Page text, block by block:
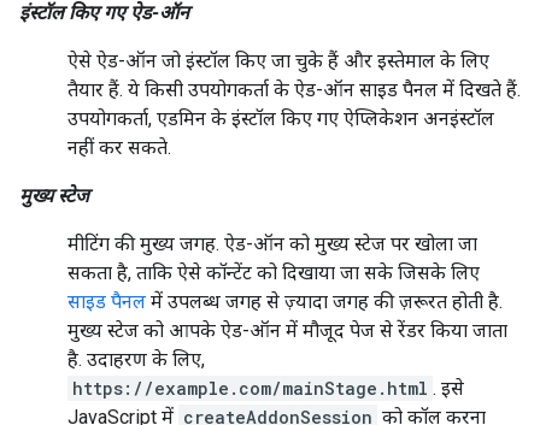
इंस्टॉल किए गए ऐड-ऑन
ऐसे ऐड-ऑन जो इंस्टॉल किए जा चुके हैं और इस्तेमाल के लिए
तैयार हैं. ये किसी उपयोगकर्ता के ऐड-ऑन साइड पैनल में दिखते हैं.
उपयोगकर्ता, एडमिन के इंस्टॉल किए गए ऐप्लिकेशन अनइंस्टॉल
नहीं कर सकते.
मुख्य स्टेज
मीटिंग की मुख्य जगह. ऐड-ऑन को मुख्य स्टेज पर खोला जा
सकता है, ताकि ऐसे कॉन्टेंट को दिखाया जा सके जिसके लिए
साइड पैनल में उपलब्ध जगह से ज़्यादा जगह की ज़रूरत होती है.
मुख्य स्टेज को आपके ऐड-ऑन में मौजूद पेज से रेंडर किया जाता
है. उदाहरण के लिए,
https://example.com/mainStage.html . इसे
JavaScript में createAddonSession को कॉल करना